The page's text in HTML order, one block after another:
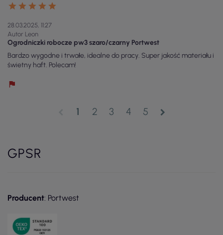
28.03.2025, 11:27
Autor Leon
Ogrodniczki robocze pw3 szaro/czarny Portwest
Bardzo wygodne i trwałe, idealne do pracy. Super jakość materiału i
świetny haft. Polecam!
1 2 3 4 5 chevron_right
GPSR
Producent: Portwest